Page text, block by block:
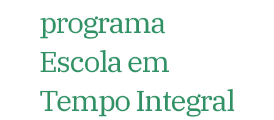
programa
Escola em
Tempo Integral